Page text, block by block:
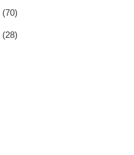
(70)
(28)